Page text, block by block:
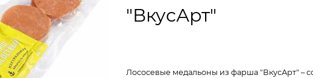
"ВкусАрт"
Лососевые медальоны из фарша "ВкусАрт" –